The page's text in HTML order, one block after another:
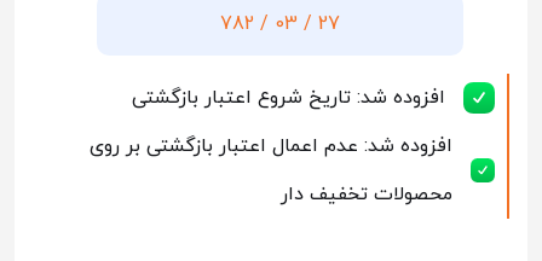
27 / 03 / 782
افزوده شد: تاریخ شروع اعتبار بازگشتی
افزوده شد: عدم اعمال اعتبار بازگشتی بر روی
محصولات تخفیف دار